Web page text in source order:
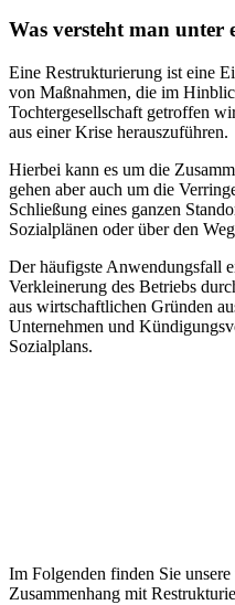
Was versteht man
Eine Restrukturierung ist eine
von Maßnahmen, die im
Tochtergesellschaft getroffen
aus einer Krise herauszuführen.
Hierbei kann es um die
gehen aber auch um die
Schließung eines ganzen
Sozialplänen oder über den
Der häufigste Anwendungsfall
Verkleinerung des Betriebs
aus wirtschaftlichen Gründen
Unternehmen und
Sozialplans.
Im Folgenden finden Sie
Zusammenhang mit